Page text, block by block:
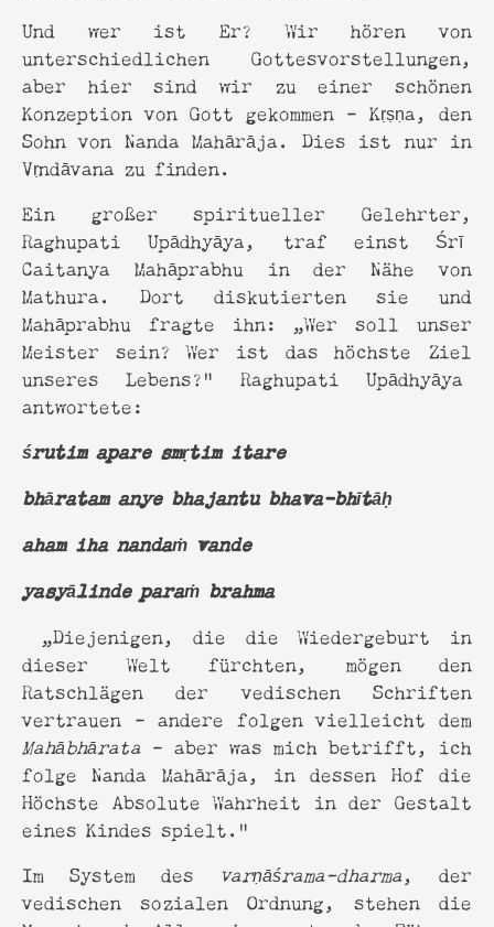
Und wer ist Er? Wir hören von
unterschiedlichen Gottesvorstellungen,
aber hier sind wir zu einer schönen
Konzeption von Gott gekommen – Kṛṣṇa, den
Sohn von Nanda Mahārāja. Dies ist nur in
Vṛndāvana zu finden.
Ein großer spiritueller Gelehrter,
Raghupati Upādhyāya, traf einst Śrī
Caitanya Mahāprabhu in der Nähe von
Mathura. Dort diskutierten sie und
Mahāprabhu fragte ihn: „Wer soll unser
Meister sein? Wer ist das höchste Ziel
unseres Lebens?“ Raghupati Upādhyāya
antwortete:
śrutim apare smṛtim itare
bhāratam anye bhajantu bhava-bhītāḥ
aham iha nandaṁ vande
yasyālinde paraṁ brahma
„Diejenigen, die die Wiedergeburt in
dieser Welt fürchten, mögen den
Ratschlägen der vedischen Schriften
vertrauen – andere folgen vielleicht dem
Mahābhārata– aber was mich betrifft, ich
folge Nanda Mahārāja, in dessen Hof die
Höchste Absolute Wahrheit in der Gestalt
eines Kindes spielt.“
Im System des varṇāśrama-dharma, der
vedischen sozialen Ordnung, stehen die